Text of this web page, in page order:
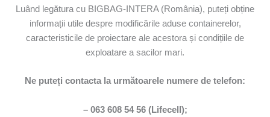
Luând legătura cu BIGBAG-INTERA (România), puteți obține
informații utile despre modificările aduse containerelor,
caracteristicile de proiectare ale acestora și condițiile de
exploatare a sacilor mari.
Ne puteți contacta la următoarele numere de telefon:
– 063 608 54 56 (Lifecell);